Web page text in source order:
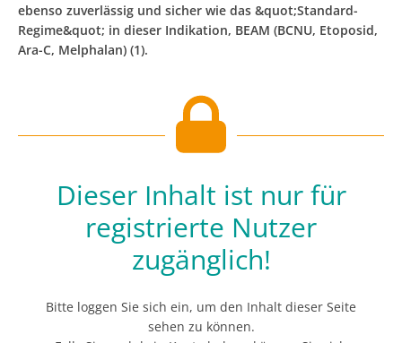
ebenso zuverlässig und sicher wie das &quot;Standard-
Regime&quot; in dieser Indikation, BEAM (BCNU, Etoposid,
Ara-C, Melphalan) (1).
Dieser Inhalt ist nur für
registrierte Nutzer
zugänglich!
Bitte loggen Sie sich ein, um den Inhalt dieser Seite
sehen zu können.